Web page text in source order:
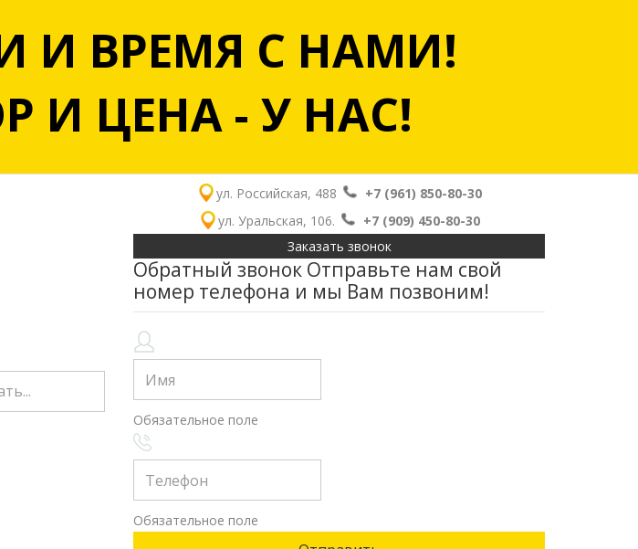
И ВРЕМЯ С НАМИ!
И ЦЕНА - У НАС!
ул. Российская, 488
+7 (961) 850-80-30
ул. Уральская, 106.
+7 (909) 450-80-30
Заказать звонок
Обратный звонокОтправьте нам свой
номер телефона и мы Вам позвоним!
Обязательное поле
Обязательное поле